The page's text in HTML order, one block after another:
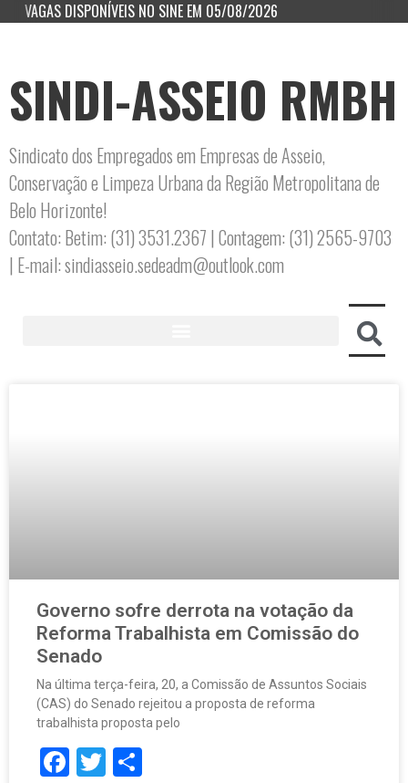
VAGAS DISPONÍVEIS NO SINE EM 05/08/2026
SINDI-ASSEIO RMBH
Sindicato dos Empregados em Empresas de Asseio,
Conservação e Limpeza Urbana da Região Metropolitana de
Belo Horizonte!
Contato: Betim: (31) 3531.2367 | Contagem: (31) 2565-9703
| E-mail: sindiasseio.sedeadm@outlook.com
Governo sofre derrota na votação da
Reforma Trabalhista em Comissão do
Senado
Na última terça-feira, 20, a Comissão de Assuntos Sociais
(CAS) do Senado rejeitou a proposta de reforma
trabalhista proposta pelo
Facebook
Twitter